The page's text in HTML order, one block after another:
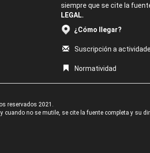
siempre que se cite la
LEGAL.
¿Cómo llegar?
Suscripción a
Normatividad
reservados 2021.
no se mutile, se cite la fuente completa y su